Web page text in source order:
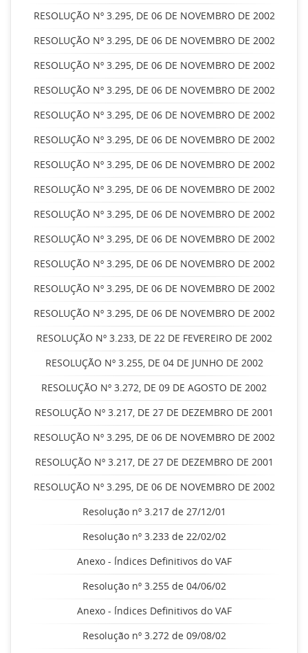
RESOLUÇÃO Nº 3.295, DE 06 DE NOVEMBRO DE 2002
RESOLUÇÃO Nº 3.295, DE 06 DE NOVEMBRO DE 2002
RESOLUÇÃO Nº 3.295, DE 06 DE NOVEMBRO DE 2002
RESOLUÇÃO Nº 3.295, DE 06 DE NOVEMBRO DE 2002
RESOLUÇÃO Nº 3.295, DE 06 DE NOVEMBRO DE 2002
RESOLUÇÃO Nº 3.295, DE 06 DE NOVEMBRO DE 2002
RESOLUÇÃO Nº 3.295, DE 06 DE NOVEMBRO DE 2002
RESOLUÇÃO Nº 3.295, DE 06 DE NOVEMBRO DE 2002
RESOLUÇÃO Nº 3.295, DE 06 DE NOVEMBRO DE 2002
RESOLUÇÃO Nº 3.295, DE 06 DE NOVEMBRO DE 2002
RESOLUÇÃO Nº 3.295, DE 06 DE NOVEMBRO DE 2002
RESOLUÇÃO Nº 3.295, DE 06 DE NOVEMBRO DE 2002
RESOLUÇÃO Nº 3.295, DE 06 DE NOVEMBRO DE 2002
RESOLUÇÃO Nº 3.233, DE 22 DE FEVEREIRO DE 2002
RESOLUÇÃO Nº 3.255, DE 04 DE JUNHO DE 2002
RESOLUÇÃO Nº 3.272, DE 09 DE AGOSTO DE 2002
RESOLUÇÃO Nº 3.217, DE 27 DE DEZEMBRO DE 2001
RESOLUÇÃO Nº 3.295, DE 06 DE NOVEMBRO DE 2002
RESOLUÇÃO Nº 3.217, DE 27 DE DEZEMBRO DE 2001
RESOLUÇÃO Nº 3.295, DE 06 DE NOVEMBRO DE 2002
Resolução nº 3.217 de 27/12/01
Resolução nº 3.233 de 22/02/02
Anexo - Índices Definitivos do VAF
Resolução nº 3.255 de 04/06/02
Anexo - Índices Definitivos do VAF
Resolução nº 3.272 de 09/08/02